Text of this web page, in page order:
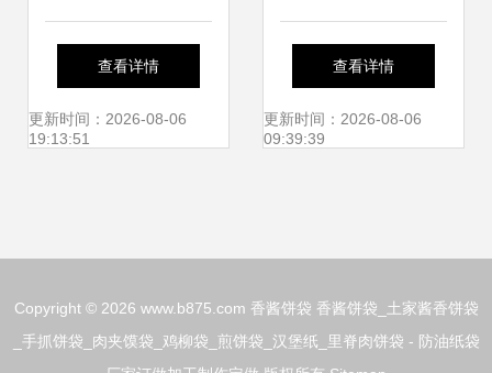
到实操的全方位学
习指南
查看详情
更新时间：2026-08-06
19:13:51
饼袋促销_低价批
发
查看详情
更新时间：2026-08-06
09:39:39
Copyright © 2026 www.b875.com 香酱饼袋 香酱饼袋_土家酱香饼袋
_手抓饼袋_肉夹馍袋_鸡柳袋_煎饼袋_汉堡纸_里脊肉饼袋 - 防油纸袋